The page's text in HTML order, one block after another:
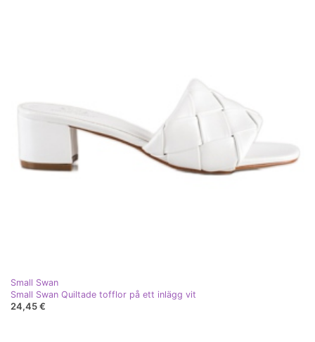
Small Swan
Small Swan Quiltade tofflor på ett inlägg vit
24,45 €